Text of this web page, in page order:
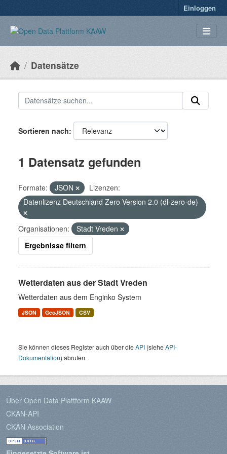
Einloggen
Datensätze
Sortieren nach
1 Datensatz gefunden
Formate: JSON
Lizenzen:
Datenlizenz Deutschland Zero Version 2.0 (dl-zero-de)
Organisationen:
Stadt Vreden
Ergebnisse filtern
Wetterdaten aus der Stadt Vreden
Wetterdaten aus dem Enginko System
JSON GeoJSON CSV
Sie können dieses Register auch über dieAPI (sieheAPI-
Dokumentation) abrufen.
Über Open Data Plattform KAAW
CKAN-API
CKAN Association